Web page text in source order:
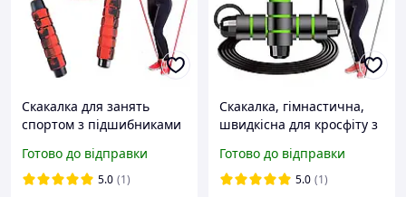
Скакалка для занять
спортом з підшибниками
канатом 2.8 м, чорно-
червона
Готово до відправки
5.0 (1)
Скакалка, гімнастична,
швидкісна для кросфіту з
трос довжина 3 м, зелена
Готово до відправки
5.0 (1)